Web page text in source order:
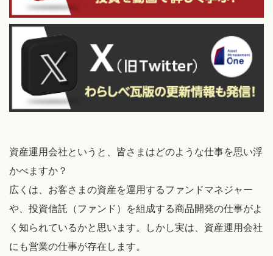
資産運用会社というと、皆さまはどのような仕事を思い浮
かべますか？
広くは、お客さまの資産を運用するファンドマネジャー
や、投資信託（ファンド）を組成する商品開発の仕事がよ
く知られているかと思います。しかし実は、資産運用会社
にも営業の仕事が存在します。